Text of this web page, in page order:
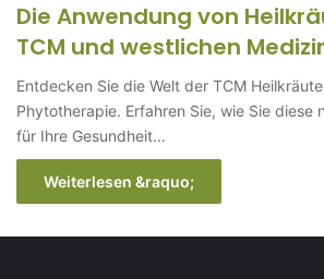
Die Anwendung von
TCM und westlichen
Entdecken Sie die Welt der TCM
Phytotherapie. Erfahren Sie, wie Sie diese
für Ihre Gesundheit…
Weiterlesen &raquo;